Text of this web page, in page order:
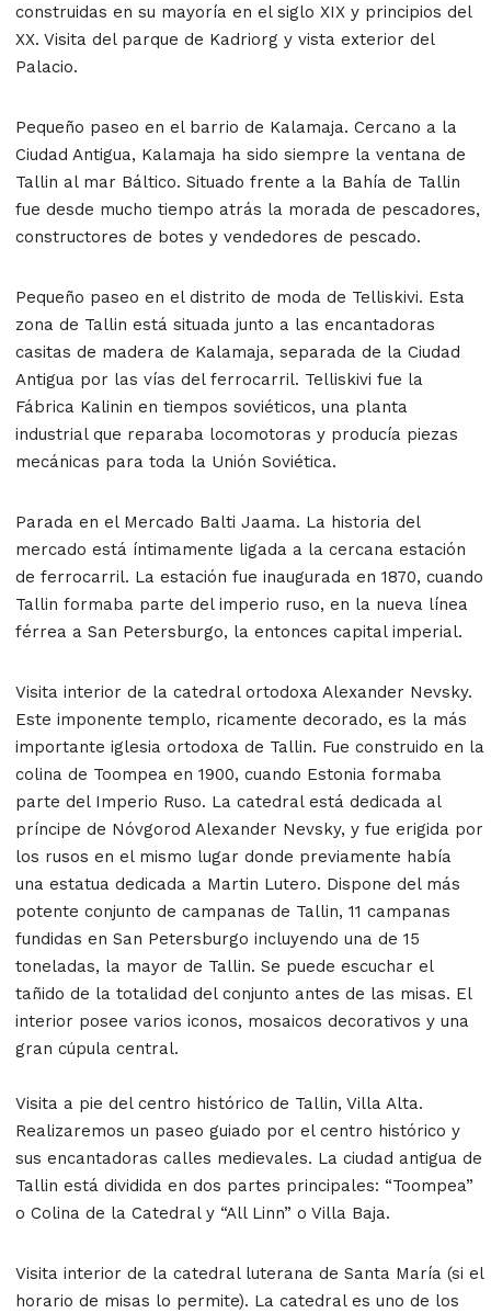
construidas en su mayoría en el siglo XIX y principios del
XX. Visita del parque de Kadriorg y vista exterior del
Palacio.
Pequeño paseo en el barrio de Kalamaja. Cercano a la
Ciudad Antigua, Kalamaja ha sido siempre la ventana de
Tallin al mar Báltico. Situado frente a la Bahía de Tallin
fue desde mucho tiempo atrás la morada de pescadores,
constructores de botes y vendedores de pescado.
Pequeño paseo en el distrito de moda de Telliskivi. Esta
zona de Tallin está situada junto a las encantadoras
casitas de madera de Kalamaja, separada de la Ciudad
Antigua por las vías del ferrocarril. Telliskivi fue la
Fábrica Kalinin en tiempos soviéticos, una planta
industrial que reparaba locomotoras y producía piezas
mecánicas para toda la Unión Soviética.
Parada en el Mercado Balti Jaama. La historia del
mercado está íntimamente ligada a la cercana estación
de ferrocarril. La estación fue inaugurada en 1870, cuando
Tallin formaba parte del imperio ruso, en la nueva línea
férrea a San Petersburgo, la entonces capital imperial.
Visita interior de la catedral ortodoxa Alexander Nevsky.
Este imponente templo, ricamente decorado, es la más
importante iglesia ortodoxa de Tallin. Fue construido en la
colina de Toompea en 1900, cuando Estonia formaba
parte del Imperio Ruso. La catedral está dedicada al
príncipe de Nóvgorod Alexander Nevsky, y fue erigida por
los rusos en el mismo lugar donde previamente había
una estatua dedicada a Martin Lutero. Dispone del más
potente conjunto de campanas de Tallin, 11 campanas
fundidas en San Petersburgo incluyendo una de 15
toneladas, la mayor de Tallin. Se puede escuchar el
tañido de la totalidad del conjunto antes de las misas. El
interior posee varios iconos, mosaicos decorativos y una
gran cúpula central.
Visita a pie del centro histórico de Tallin, Villa Alta.
Realizaremos un paseo guiado por el centro histórico y
sus encantadoras calles medievales. La ciudad antigua de
Tallin está dividida en dos partes principales: “Toompea”
o Colina de la Catedral y “All Linn” o Villa Baja.
Visita interior de la catedral luterana de Santa María (si el
horario de misas lo permite). La catedral es uno de los